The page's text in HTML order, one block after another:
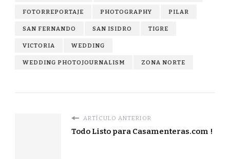
FOTORREPORTAJE PHOTOGRAPHY PILAR
SAN FERNANDO SAN ISIDRO TIGRE
VICTORIA WEDDING
WEDDING PHOTOJOURNALISM ZONA NORTE
ARTÍCULO ANTERIOR
Todo Listo para Casamenteras.com !